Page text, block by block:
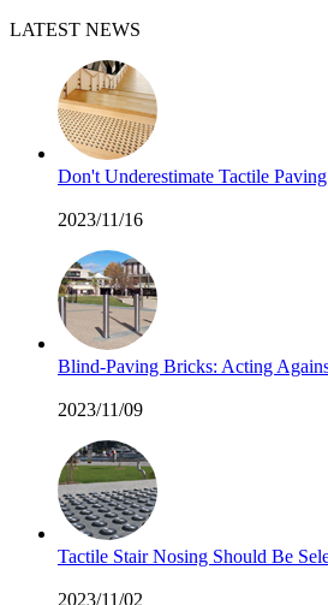
LATEST NEWS
Don't Underestimate Tactile
2023/11/16
Blind-Paving Bricks: Acting
2023/11/09
Tactile Stair Nosing Should Be
2023/11/02